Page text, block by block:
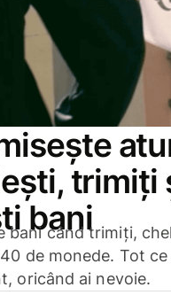
trimiți
bani
bani când trimiți,
de monede. Tot
oricând ai nevoie.